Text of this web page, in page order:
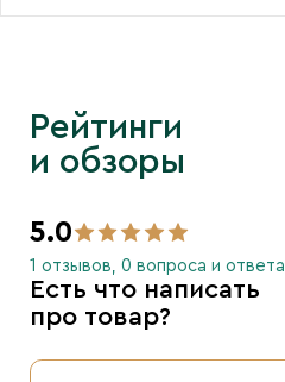
Рейтинги
и обзоры
5.0
1 отзывов, 0 вопроса и ответа
Есть что написать
про товар?